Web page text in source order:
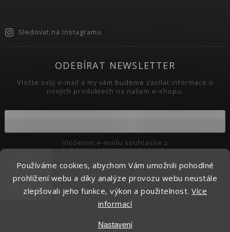
Používáme cookies, abychom Vám umožnili pohodlné
prohlížení webu a díky analýze provozu webu neustále
zlepšovali jeho funkce, výkon a použitelnost. Více
informací
Nastavení
Sledovat na Instagramu
ODEBÍRAT NEWSLETTER
Vložte svůj e-mail a my vám budeme zasílat informace o
nových produktech na našem e-shopu.
podmínkami ochrany osobních údajů
Přihlásit se
Upravit nastavení cookies